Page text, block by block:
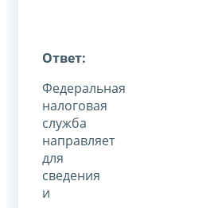
Ответ:
Федеральная
налоговая
служба
направляет
для
сведения
и